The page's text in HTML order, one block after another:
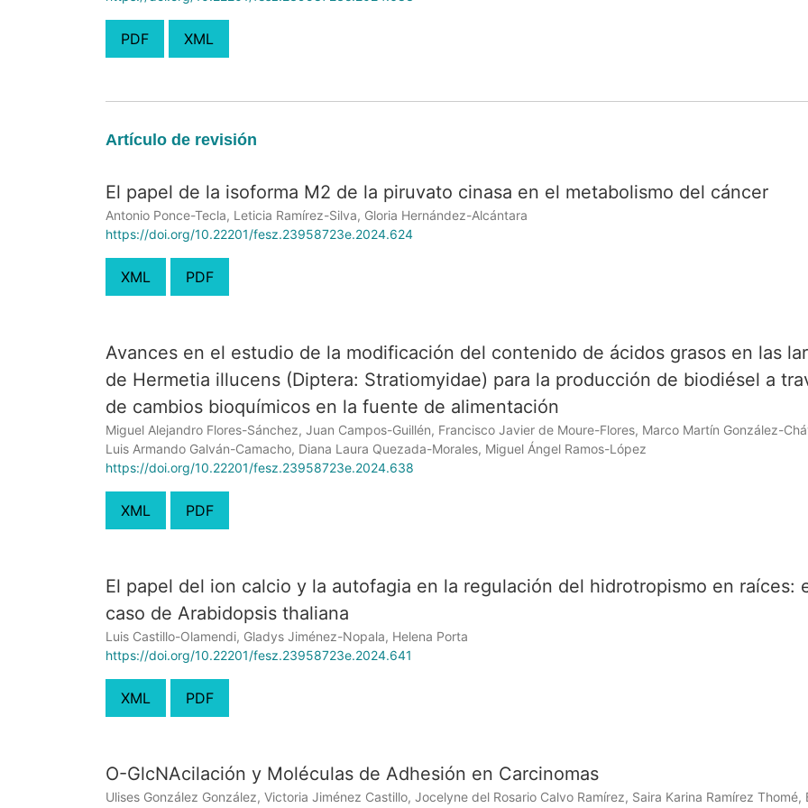
PDF XML
Artículo de revisión
El papel de la isoforma M2 de la piruvato cinasa en el metabolismo del cáncer
Antonio Ponce-Tecla, Leticia Ramírez-Silva, Gloria Hernández-Alcántara
https://doi.org/10.22201/fesz.23958723e.2024.624
XML PDF
Avances en el estudio de la modificación del contenido de ácidos grasos en las
de Hermetia illucens (Diptera: Stratiomyidae) para la producción de biodiésel a
de cambios bioquímicos en la fuente de alimentación
Miguel Alejandro Flores-Sánchez, Juan Campos-Guillén, Francisco Javier de Moure-Flores, Marco Martín González-
Luis Armando Galván-Camacho, Diana Laura Quezada-Morales, Miguel Ángel Ramos-López
https://doi.org/10.22201/fesz.23958723e.2024.638
XML PDF
El papel del ion calcio y la autofagia en la regulación del hidrotropismo en raíces:
caso de Arabidopsis thaliana
Luis Castillo-Olamendi, Gladys Jiménez-Nopala, Helena Porta
https://doi.org/10.22201/fesz.23958723e.2024.641
XML PDF
O-GlcNAcilación y Moléculas de Adhesión en Carcinomas
Ulises González González, Victoria Jiménez Castillo, Jocelyne del Rosario Calvo Ramírez, Saira Karina Ramírez Thomé,